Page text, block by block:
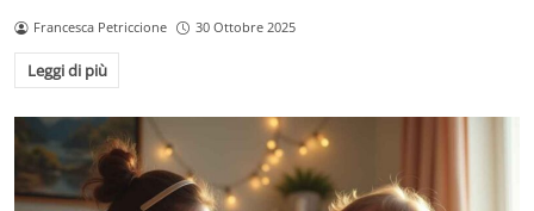
Francesca Petriccione 30 Ottobre 2025
Leggi di più